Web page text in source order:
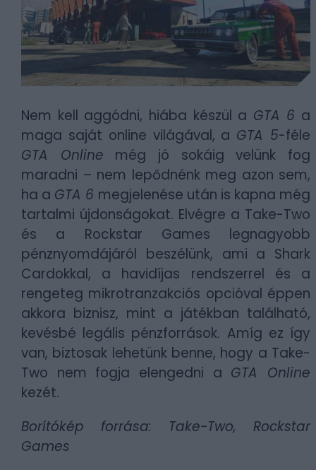
Nem kell aggódni, hiába készül a GTA 6 a
maga saját online világával, a GTA 5-féle
GTA Online még jó sokáig velünk fog
maradni – nem lepődnénk meg azon sem,
ha a GTA 6 megjelenése után is kapna még
tartalmi újdonságokat. Elvégre a Take-Two
és a Rockstar Games legnagyobb
pénznyomdájáról beszélünk, ami a Shark
Cardokkal, a havidíjas rendszerrel és a
rengeteg mikrotranzakciós opcióval éppen
akkora biznisz, mint a játékban található,
kevésbé legális pénzforrások. Amíg ez így
van, biztosak lehetünk benne, hogy a Take-
Two nem fogja elengedni a GTA Online
kezét.
Borítókép forrása: Take-Two, Rockstar
Games